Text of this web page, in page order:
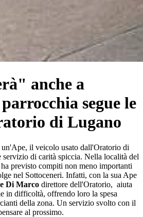
anche a
segue le
di Lugano
il veicolo usato dall'Oratorio di
di carità spiccia. Nella località del
previsto compiti non meno importanti
nel Sottoceneri. Infatti, con la sua Ape
Di Marco direttore dell'Oratorio, aiuta
in difficoltà, offrendo loro la spesa
della zona. Un servizio svolto con il
al prossimo.